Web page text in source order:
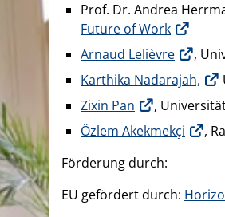
Prof. Dr. Andrea
Future of Work
Arnaud Lelièvre
,
Karthika Nadarajah,
Zixin Pan
,
Özlem Akekmekçi
,
Förderung durch:
EU gefördert durch: